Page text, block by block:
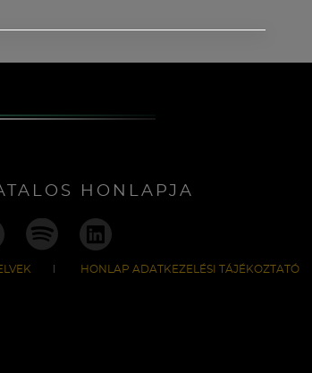
HONLAPJA
HONLAP ADATKEZELÉSI TÁJÉKOZTATÓ